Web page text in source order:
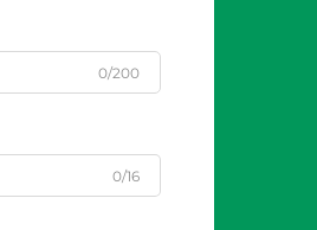
0/200
0/16